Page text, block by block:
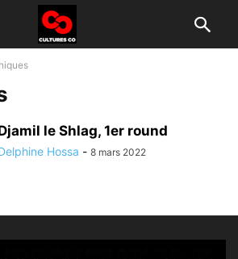
le Shlag, 1er round
Hossa - 8 mars 2022